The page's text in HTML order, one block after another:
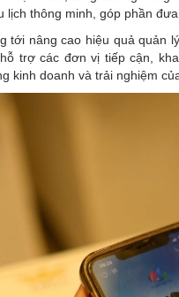
thông minh, góp phần
tới nâng cao hiệu quả quản
trợ các đơn vị tiếp cận,
kinh doanh và trải nghiệm